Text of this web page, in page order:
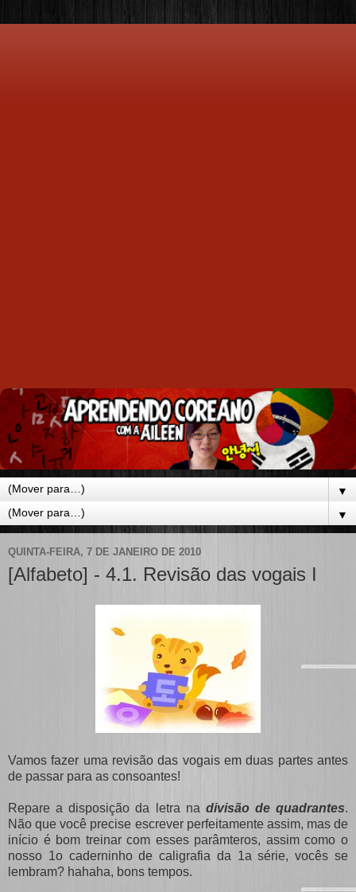
▼
▼
QUINTA-FEIRA, 7 DE JANEIRO DE 2010
[Alfabeto] - 4.1. Revisão das vogais I
Vamos fazer uma revisão das vogais em duas partes antes
de passar para as consoantes!
Repare a disposição da letra na divisão de quadrantes.
Não que você precise escrever perfeitamente assim, mas de
início é bom treinar com esses parâmteros, assim como o
nosso 1o caderninho de caligrafia da 1a série, vocês se
lembram? hahaha, bons tempos.